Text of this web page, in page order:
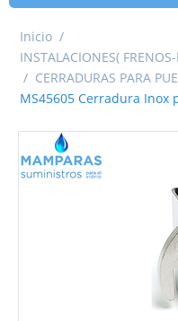
Inicio /
INSTALACIONES(
/ CERRADURAS PARA
MS45605 Cerradura Inox